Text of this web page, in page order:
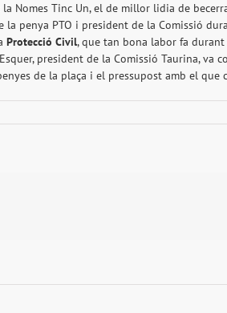
la Nomes Tinc Un, el de millor lidia de
la penya PTO i president de la Comissió
Protecció Civil, que tan bona labor fa durant
president de la Comissió Taurina,
de la plaça i el pressupost amb el